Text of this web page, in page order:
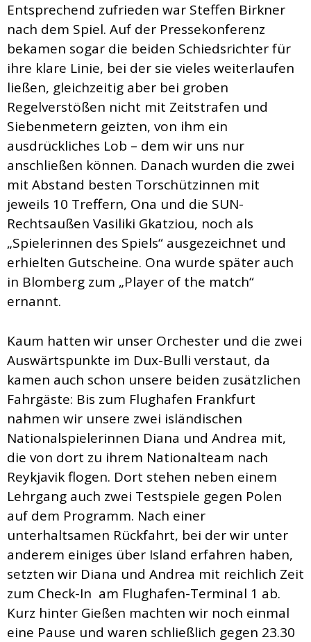
Entsprechend zufrieden war Steffen Birkner
nach dem Spiel. Auf der Pressekonferenz
bekamen sogar die beiden Schiedsrichter für
ihre klare Linie, bei der sie vieles weiterlaufen
ließen, gleichzeitig aber bei groben
Regelverstößen nicht mit Zeitstrafen und
Siebenmetern geizten, von ihm ein
ausdrückliches Lob – dem wir uns nur
anschließen können. Danach wurden die zwei
mit Abstand besten Torschützinnen mit
jeweils 10 Treffern, Ona und die SUN-
Rechtsaußen Vasiliki Gkatziou, noch als
„Spielerinnen des Spiels“ ausgezeichnet und
erhielten Gutscheine. Ona wurde später auch
in Blomberg zum „Player of the match“
ernannt.
Kaum hatten wir unser Orchester und die zwei
Auswärtspunkte im Dux-Bulli verstaut, da
kamen auch schon unsere beiden zusätzlichen
Fahrgäste: Bis zum Flughafen Frankfurt
nahmen wir unsere zwei isländischen
Nationalspielerinnen Diana und Andrea mit,
die von dort zu ihrem Nationalteam nach
Reykjavik flogen. Dort stehen neben einem
Lehrgang auch zwei Testspiele gegen Polen
auf dem Programm. Nach einer
unterhaltsamen Rückfahrt, bei der wir unter
anderem einiges über Island erfahren haben,
setzten wir Diana und Andrea mit reichlich Zeit
zum Check-In am Flughafen-Terminal 1 ab.
Kurz hinter Gießen machten wir noch einmal
eine Pause und waren schließlich gegen 23.30